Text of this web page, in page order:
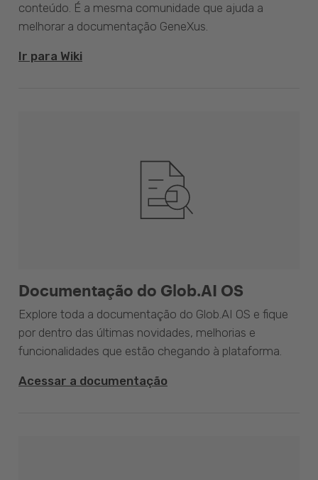
conteúdo. É a mesma comunidade que ajuda a
melhorar a documentação GeneXus.
Ir para Wiki
Documentação do Glob.AI OS
Explore toda a documentação do Glob.AI OS e fique
por dentro das últimas novidades, melhorias e
funcionalidades que estão chegando à plataforma.
Acessar a documentação